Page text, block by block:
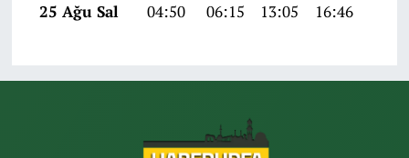
25 Ağu Sal
04:50 06:15 13:05 16:46